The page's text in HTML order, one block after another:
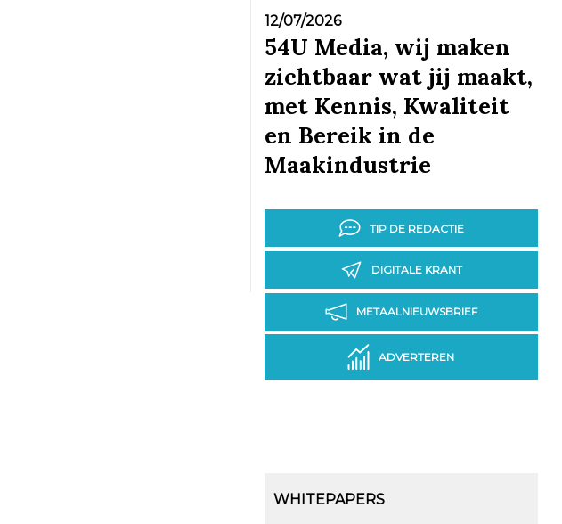
12/07/2026
54U Media, wij maken
zichtbaar wat jij maakt,
met Kennis, Kwaliteit
en Bereik in de
Maakindustrie
TIP DE REDACTIE
DIGITALE KRANT
METAALNIEUWSBRIEF
ADVERTEREN
WHITEPAPERS